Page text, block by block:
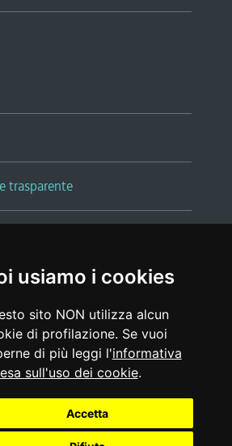
usiamo i cookies
sito NON utilizza alcun
di profilazione. Se vuoi
di più leggi l'informativa
sull'uso dei cookie.
Accetta
trasparente
|note legali |glossario
media policy
accessibilità |feedback
cookie